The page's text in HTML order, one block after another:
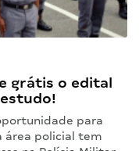
grátis o edital
para
área policial tem